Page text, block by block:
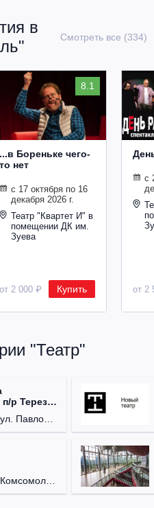
в
Смотреть все (334)
8.1
...в Бореньке чего-
то нет
с 17 октября по 16
декабря 2026 г.
Театр "Квартет И" в
помещении ДК им.
Зуева
от 2 000 ₽ Купить
с
от 2
"Театр"
п/р Терезы
д. 6.
пл., д. 4.